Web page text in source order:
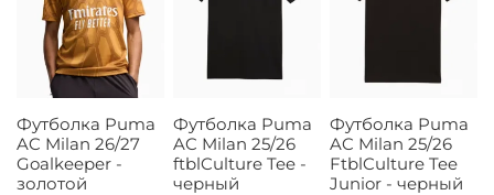
Футболка Puma
AC Milan 26/27
Goalkeeper -
золотой
Футболка Puma
AC Milan 25/26
ftblCulture Tee -
черный
Футболка Puma
AC Milan 25/26
FtblCulture Tee
Junior - черный